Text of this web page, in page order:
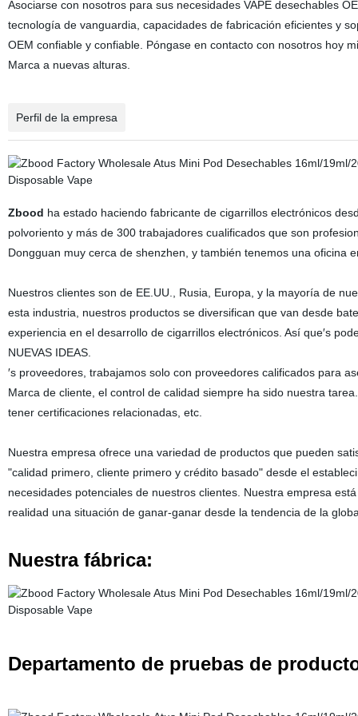
Asociarse con nosotros para sus necesidades VAPE desechables
tecnología de vanguardia, capacidades de fabricación eficientes y
OEM confiable y confiable. Póngase en contacto con nosotros hoy
Marca a nuevas alturas.
Perfil de la empresa
Zbood ha estado haciendo fabricante de cigarrillos electrónicos
polvoriento y más de 300 trabajadores cualificados que son
Dongguan muy cerca de shenzhen, y también tenemos una oficina
Nuestros clientes son de EE.UU., Rusia, Europa, y la mayoría de
esta industria, nuestros productos se diversifican que van desde
experiencia en el desarrollo de cigarrillos electrónicos. Así que′s
NUEVAS IDEAS.
′s proveedores, trabajamos solo con proveedores calificados para
Marca de cliente, el control de calidad siempre ha sido nuestra
tener certificaciones relacionadas, etc.
Nuestra empresa ofrece una variedad de productos que pueden
"calidad primero, cliente primero y crédito basado" desde el
necesidades potenciales de nuestros clientes. Nuestra empresa
realidad una situación de ganar-ganar desde la tendencia de la
Nuestra fábrica:
Departamento de pruebas de